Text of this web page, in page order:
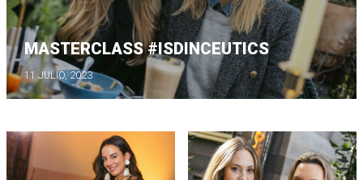
MASTERCLASS #ISDINCEUTICS
11 JULIO, 2023